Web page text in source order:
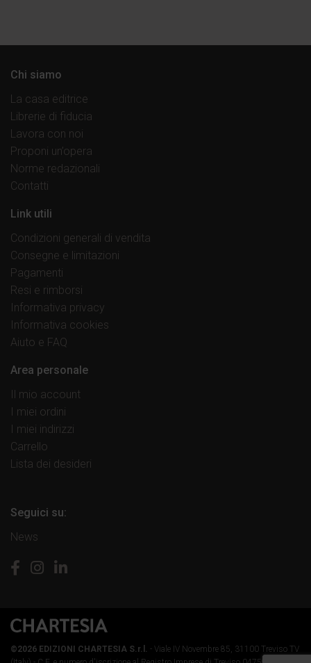
Chi siamo
La casa editrice
Librerie di fiducia
Lavora con noi
Proponi un’opera
Norme redazionali
Contatti
Link utili
Condizioni generali di vendita
Consegne e limitazioni
Pagamenti
Resi e rimborsi
Informativa privacy
Informativa cookies
Aiuto e FAQ
Area personale
Il mio account
I miei ordini
I miei indirizzi
Carrello
Lista dei desideri
Seguici su:
News
©2026 EDIZIONI CHARTESIA S.r.l. - Viale IV Novembre 85, 31100 Treviso TV